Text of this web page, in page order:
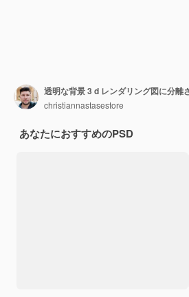
透明な背景 3 d レンダリング図に分離
christiannastasestore
あなたにおすすめのPSD